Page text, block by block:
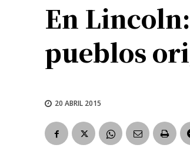
En
pueblos
20 ABRIL 2015